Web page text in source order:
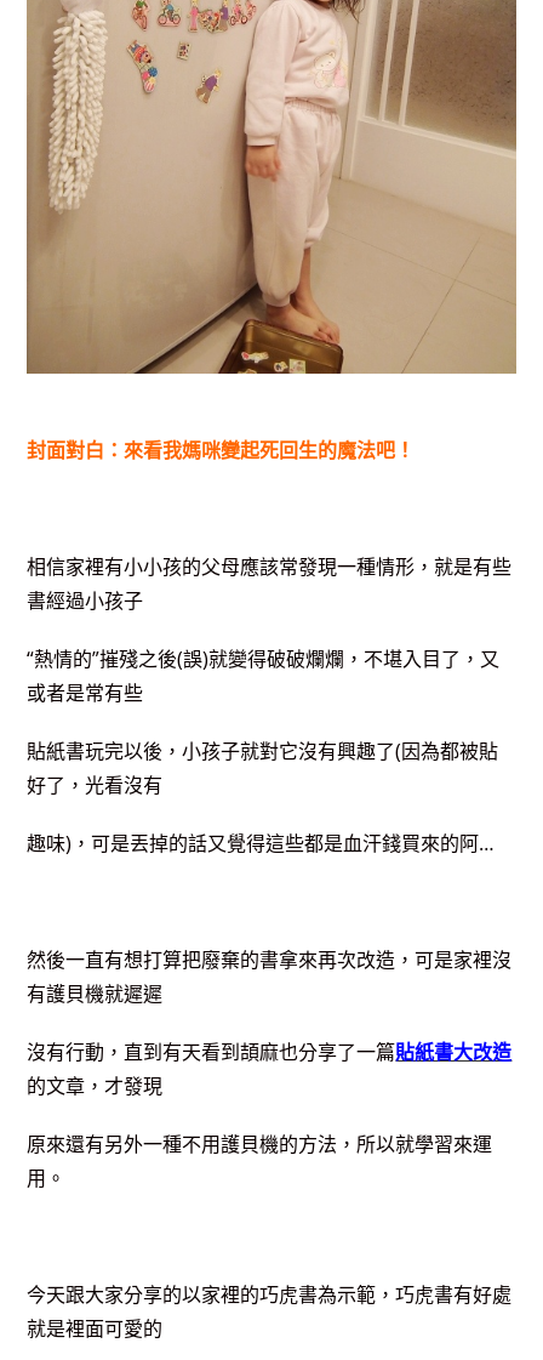
封面對白：來看我媽咪變起死回生的魔法吧！
相信家裡有小小孩的父母應該常發現一種情形，就是有些
書經過小孩子
“熱情的”摧殘之後(誤)就變得破破爛爛，不堪入目了，又
或者是常有些
貼紙書玩完以後，小孩子就對它沒有興趣了(因為都被貼
好了，光看沒有
趣味)，可是丟掉的話又覺得這些都是血汗錢買來的阿…
然後一直有想打算把廢棄的書拿來再次改造，可是家裡沒
有護貝機就遲遲
沒有行動，直到有天看到頡麻也分享了一篇貼紙書大改造
的文章，才發現
原來還有另外一種不用護貝機的方法，所以就學習來運
用。
今天跟大家分享的以家裡的巧虎書為示範，巧虎書有好處
就是裡面可愛的